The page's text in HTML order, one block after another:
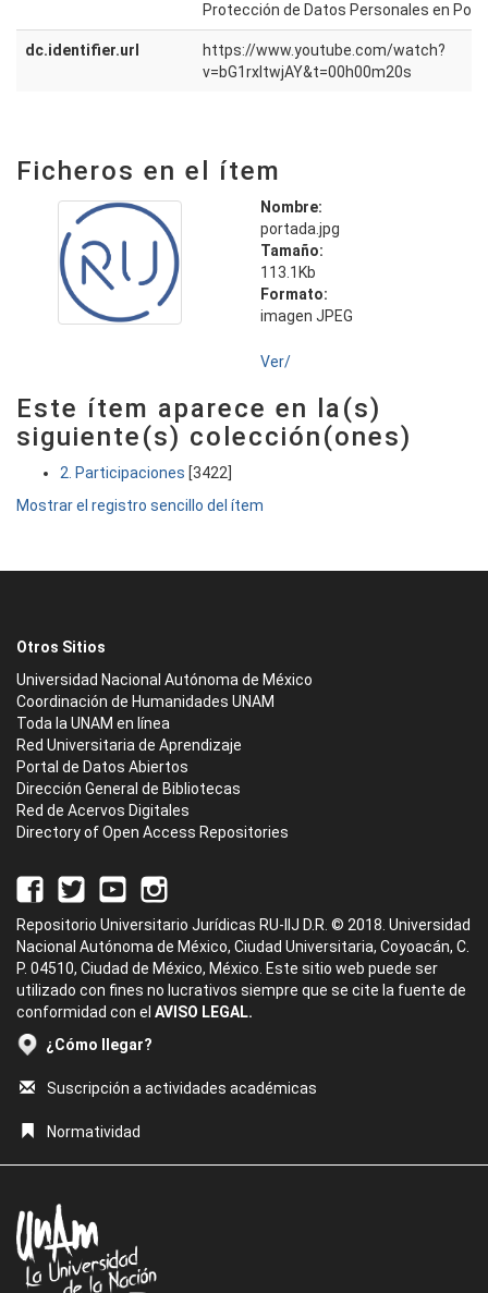
Protección de Datos Personales en
dc.identifier.url
https://www.youtube.com/watch?
v=bG1rxItwjAY&t=00h00m20s
Ficheros en el ítem
Nombre:
portada.jpg
Tamaño:
113.1Kb
Formato:
imagen JPEG
Ver/
Este ítem aparece en la(s)
siguiente(s) colección(ones)
2. Participaciones [3422]
Mostrar el registro sencillo del ítem
Otros Sitios
Universidad Nacional Autónoma de México
Coordinación de Humanidades UNAM
Toda la UNAM en línea
Red Universitaria de Aprendizaje
Portal de Datos Abiertos
Dirección General de Bibliotecas
Red de Acervos Digitales
Directory of Open Access Repositories
Repositorio Universitario Jurídicas RU-IIJ D.R. © 2018. Universidad
Nacional Autónoma de México, Ciudad Universitaria, Coyoacán, C.
P. 04510, Ciudad de México, México. Este sitio web puede ser
utilizado con fines no lucrativos siempre que se cite la fuente de
conformidad con el AVISO LEGAL.
¿Cómo llegar?
Suscripción a actividades académicas
Normatividad